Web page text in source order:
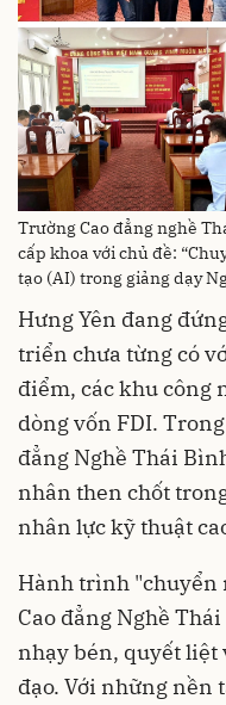
Trường Cao đẳng nghề
cấp khoa với chủ đề:
tạo (AI) trong giảng dạy
Hưng Yên đang
triển chưa từng có
điểm, các khu công
dòng vốn FDI.
đẳng Nghề Thái
nhân then chốt
nhân lực kỹ thuật
Hành trình "chuyển
Cao đẳng Nghề
nhạy bén, quyết liệt
đạo. Với những nền